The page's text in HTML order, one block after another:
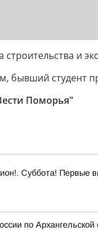
строительства и
бывший студент
Поморья"
Суббота! Первые
по Архангельской